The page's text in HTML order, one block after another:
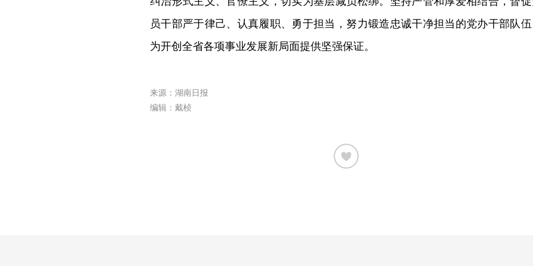
员干部严于律己、认真履职、勇于担当，努力锻造忠诚干净担当的党办干部队
为开创全省各项事业发展新局面提供坚强保证。
来源：湖南日报
编辑：戴桢